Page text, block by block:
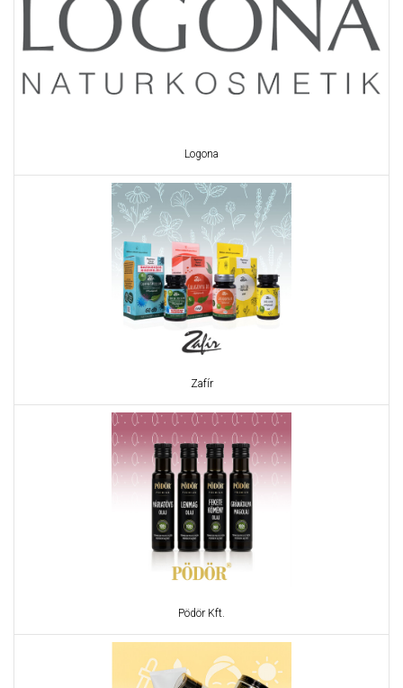
Logona
Zafír
Pödör Kft.